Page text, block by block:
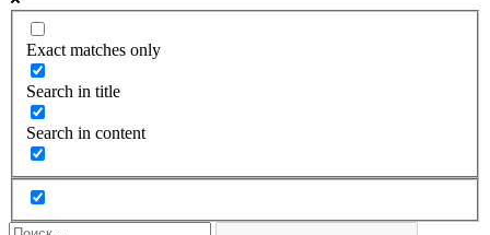
Exact matches only
Search in title
Search in content